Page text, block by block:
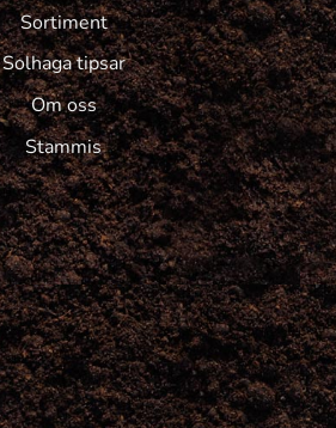
Sortiment
Solhaga tipsar
Om oss
Stammis